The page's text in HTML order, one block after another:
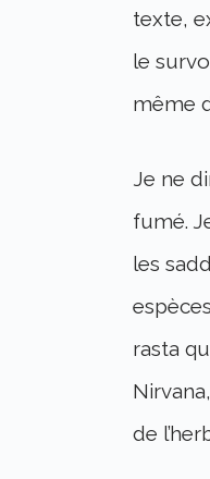
texte,
le
même
Je ne
fumé.
les
rasta
de